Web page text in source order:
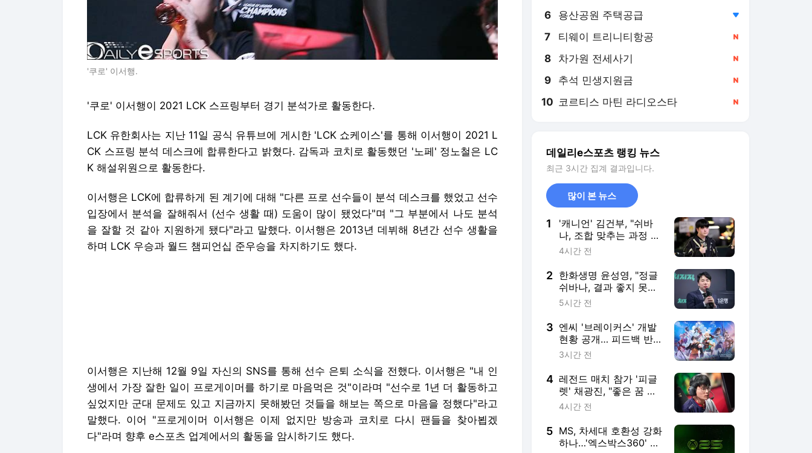
'쿠로' 이서행.
'쿠로' 이서행이 2021 LCK 스프링부터 경기 분석가로 활동한다.
LCK 유한회사는 지난 11일 공식 유튜브에 게시한 'LCK 쇼케이스'를 통해 이서행이 2021 L
CK 스프링 분석 데스크에 합류한다고 밝혔다. 감독과 코치로 활동했던 '노페' 정노철은 LC
K 해설위원으로 활동한다.
이서행은 LCK에 합류하게 된 계기에 대해 "다른 프로 선수들이 분석 데스크를 했었고 선수
입장에서 분석을 잘해줘서 (선수 생활 때) 도움이 많이 됐었다"며 "그 부분에서 나도 분석
을 잘할 것 같아 지원하게 됐다"라고 말했다. 이서행은 2013년 데뷔해 8년간 선수 생활을
하며 LCK 우승과 월드 챔피언십 준우승을 차지하기도 했다.
이서행은 지난해 12월 9일 자신의 SNS를 통해 선수 은퇴 소식을 전했다. 이서행은 "내 인
생에서 가장 잘한 일이 프로게이머를 하기로 마음먹은 것"이라며 "선수로 1년 더 활동하고
싶었지만 군대 문제도 있고 지금까지 못해봤던 것들을 해보는 쪽으로 마음을 정했다"라고
말했다. 이어 "프로게이머 이서행은 이제 없지만 방송과 코치로 다시 팬들을 찾아뵙겠
다"라며 향후 e스포츠 업계에서의 활동을 암시하기도 했다.
6 용산공원 주택공급
7 티웨이 트리니티항공
8 차가원 전세사기
9 추석 민생지원금
10 코르티스 마틴 라디오스타
데일리e스포츠 랭킹 뉴스
최근 3시간 집계 결과입니다.
많이 본 뉴스
1
'캐니언' 김건부, "쉬바
나, 조합 맞추는 과정 난
이도 있어"
4시간 전
2 한화생명 윤성영, "정글
쉬바나, 결과 좋지 못해
할 말 없어"
5시간 전
3 엔씨 '브레이커스' 개발
현황 공개… 피드백 반
영해 전투·성장 시스템
3시간 전
4 레전드 매치 참가 '피글
렛' 채광진, "좋은 꿈 꾸
게 해줘 감사"
4시간 전
5 MS, 차세대 호환성 강화
하나…'엑스박스360' 지